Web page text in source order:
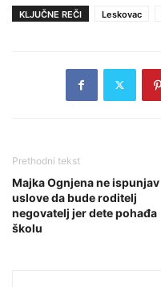
KLJUČNE REČI Leskovac
Prethodni tekst
Majka Ognjena ne ispunjav
uslove da bude roditelj
negovatelj jer dete pohađa
školu